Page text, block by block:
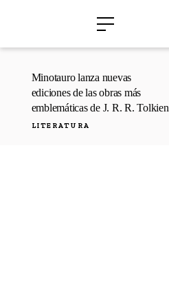
Minotauro lanza nuevas
ediciones de las obras más
emblemáticas de J. R. R. Tolkien
LITERATURA
›